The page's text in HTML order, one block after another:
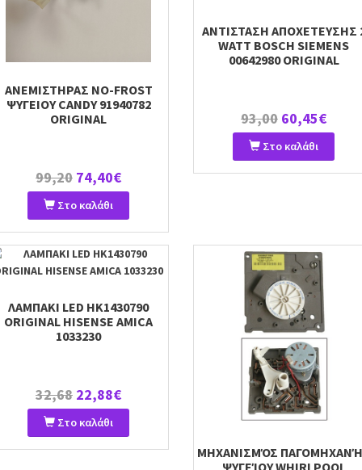
ΑΝΕΜΙΣΤΗΡΑΣ NO-FROST
ΨΥΓΕΙΟΥ CANDY 91940782
ORIGINAL
99,20 74,40€
Στο καλάθι
ΑΝΤΙΣΤΑΣΗ ΑΠΟΧΕΤΕΥΣΗΣ
WATT BOSCH SIEMENS
00642980 ORIGINAL
93,00 60,45€
Στο καλάθι
ΛΑΜΠΑΚΙ LED HK1430790
ORIGINAL HISENSE AMICA
1033230
32,68 22,88€
Στο καλάθι
ΜΗΧΑΝΙΣΜΌΣ
ΨΥΓΕΊΟΥ WHIRLPOOL